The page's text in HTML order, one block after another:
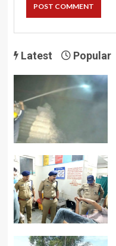
Latest Popular